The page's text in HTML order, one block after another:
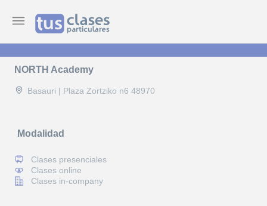
NORTH Academy
Basauri | Plaza Zortziko n6 48970
Modalidad
Clases presenciales
Clases online
Clases in-company